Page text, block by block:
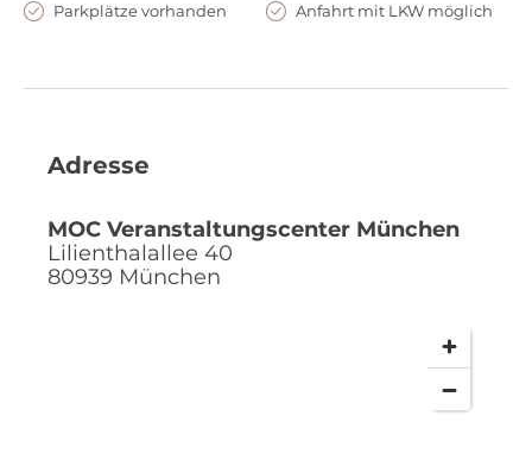
Parkplätze vorhanden Anfahrt mit LKW möglich
Adresse
MOC Veranstaltungscenter München
Lilienthalallee 40
80939 München